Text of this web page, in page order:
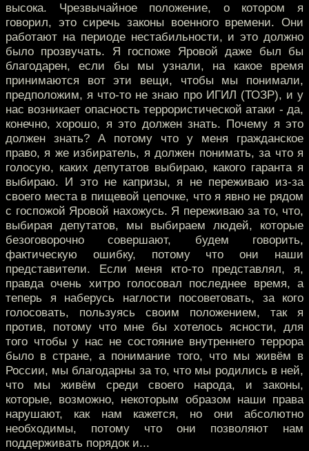
высока. Чрезвычайное положение, о котором я
говорил, это сиречь законы военного времени. Они
работают на периоде нестабильности, и это должно
было прозвучать. Я госпоже Яровой даже был бы
благодарен, если бы мы узнали, на какое время
принимаются вот эти вещи, чтобы мы понимали,
предположим, я что-то не знаю про ИГИЛ (ТОЗР), и у
нас возникает опасность террористической атаки - да,
конечно, хорошо, я это должен знать. Почему я это
должен знать? А потому что у меня гражданское
право, я же избиратель, я должен понимать, за что я
голосую, каких депутатов выбираю, какого гаранта я
выбираю. И это не капризы, я не переживаю из-за
своего места в пищевой цепочке, что я явно не рядом
с госпожой Яровой нахожусь. Я переживаю за то, что,
выбирая депутатов, мы выбираем людей, которые
безоговорочно совершают, будем говорить,
фактическую ошибку, потому что они наши
представители. Если меня кто-то представлял, я,
правда очень хитро голосовал последнее время, а
теперь я наберусь наглости посоветовать, за кого
голосовать, пользуясь своим положением, так я
против, потому что мне бы хотелось ясности, для
того чтобы у нас не состояние внутреннего террора
было в стране, а понимание того, что мы живём в
России, мы благодарны за то, что мы родились в ней,
что мы живём среди своего народа, и законы,
которые, возможно, некоторым образом наши права
нарушают, как нам кажется, но они абсолютно
необходимы, потому что они позволяют нам
поддерживать порядок и...